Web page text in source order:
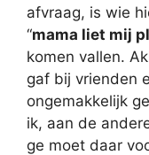
afvraag, is wie
“mama liet mij
komen vallen.
gaf bij vrienden
ongemakkelijk
ik, aan de
ge moet daar